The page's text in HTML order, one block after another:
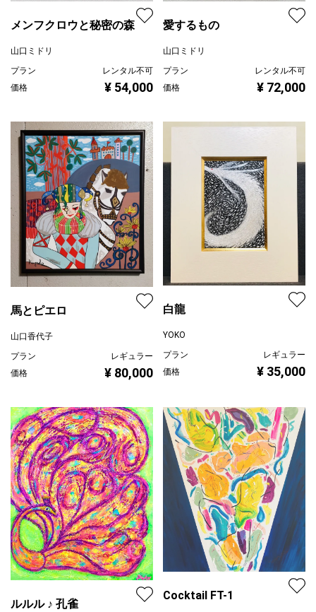
メンフクロウと秘密の森
山口ミドリ
プラン
レンタル不可
価格
¥ 54,000
愛するもの
山口ミドリ
プラン
レンタル不可
価格
¥ 72,000
馬とピエロ
山口香代子
プラン
レギュラー
価格
¥ 80,000
白龍
YOKO
プラン
レギュラー
価格
¥ 35,000
ルルル ♪ 孔雀
Cocktail FT-1